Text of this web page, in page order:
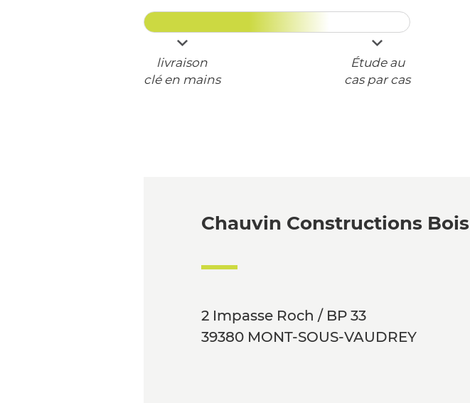
livraison
clé en mains
Étude au
cas par cas
Chauvin Constructions Bois
2 Impasse Roch / BP 33
39380 MONT-SOUS-VAUDREY